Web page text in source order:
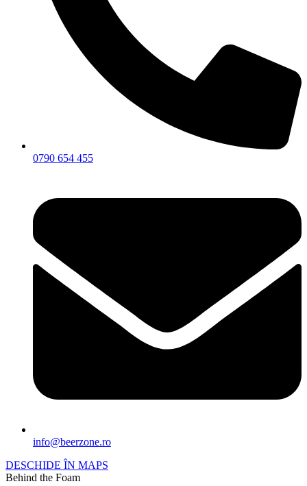
0790 654 455
info@beerzone.ro
DESCHIDE ÎN MAPS
Behind the Foam